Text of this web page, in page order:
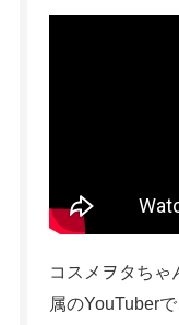
コスメヲタちゃ
属のYouTuber